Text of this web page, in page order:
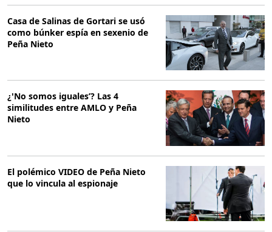
Casa de Salinas de Gortari se usó
como búnker espía en sexenio de
Peña Nieto
¿'No somos iguales’? Las 4
similitudes entre AMLO y Peña
Nieto
El polémico VIDEO de Peña Nieto
que lo vincula al espionaje